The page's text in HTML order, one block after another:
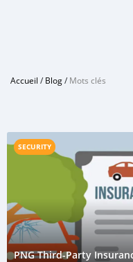
Accueil /Blog/Mots clés
SECURITY
PNG Third-Party